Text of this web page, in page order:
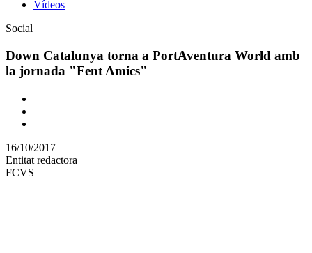
Vídeos
Àmbit
la
notícia
Social
Down Catalunya torna a PortAventura World amb
la jornada "Fent Amics"
Comparteix
altres
xarxes
16/10/2017
Entitat redactora
FCVS